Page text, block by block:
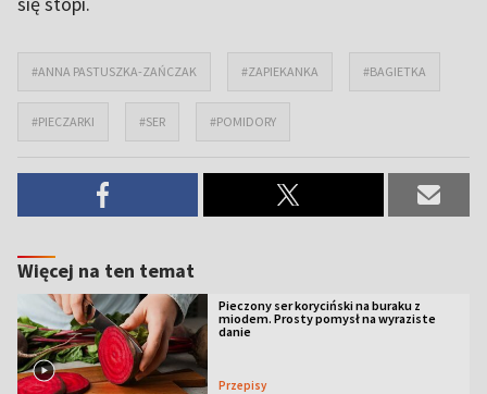
#ANNA PASTUSZKA-ZAŃCZAK #ZAPIEKANKA #BAGIETKA
#PIECZARKI #SER #POMIDORY
Więcej na ten temat
Pieczony ser koryciński na buraku z
miodem. Prosty pomysł na wyraziste
danie
Przepisy